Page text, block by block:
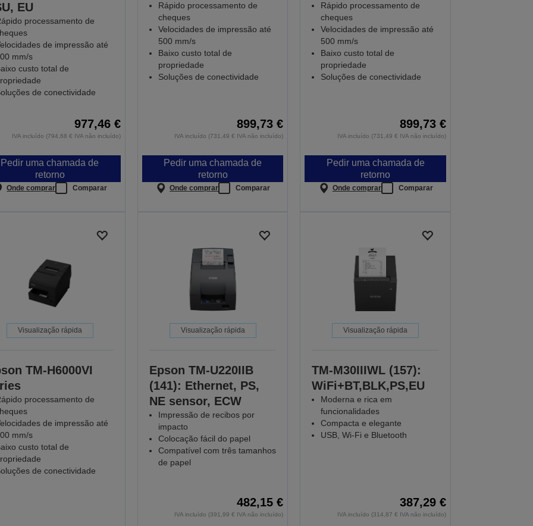
EU
processamento de
de impressão até
mm/s
custo total de
de conectividade
977,46 €
IVA incluído (794,68 € IVA não incluído)
Pedir uma chamada de
retorno
Onde comprar Comparar
Rápido processamento de
cheques
Velocidades de impressão até
500 mm/s
Baixo custo total de
propriedade
Soluções de conectividade
899,73 €
IVA incluído (731,49 € IVA não incluído)
Pedir uma chamada de
retorno
Onde comprar Comparar
Rápido processamento de
cheques
Velocidades de impressão até
500 mm/s
Baixo custo total de
propriedade
Soluções de conectividade
899,73 €
IVA incluído (731,49 € IVA não incluído)
Pedir uma chamada de
retorno
Onde comprar Comparar
Visualização rápida
TM-H6000VI
processamento de
de impressão até
mm/s
custo total de
de conectividade
Visualização rápida
Epson TM-U220IIB
(141): Ethernet, PS,
NE sensor, ECW
Impressão de recibos por
impacto
Colocação fácil do papel
Compatível com três tamanhos
de papel
482,15 €
IVA incluído (391,99 € IVA não incluído)
Visualização rápida
TM-M30IIIWL (157):
WiFi+BT,BLK,PS,EU
Moderna e rica em
funcionalidades
Compacta e elegante
USB, Wi-Fi e Bluetooth
387,29 €
IVA incluído (314,87 € IVA não incluído)